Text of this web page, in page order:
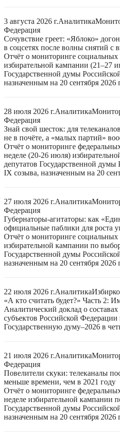
3 августа 2026 г.Аналитика
Федерация
Сочувствие греет: «Яблоко»
в соцсетях после волны снятий с
Отчёт о мониторинге социальных
избирательной кампании (21–27
Государственной думы
назначенным на 20 сентября 2026
28 июля 2026 г.Аналитика
Федерация
Знай свой шесток: для
не в почёте, а «малых партий»
Отчёт о мониторинге
неделе (20-26 июля)
депутатов Государственной
IX созыва, назначенным на 20
27 июля 2026 г.Аналитика
Федерация
Губернаторы-агитаторы: как
официальные паблики для роста
Отчёт о мониторинге социальных
избирательной кампании по
Государственной думы
назначенным на 20 сентября 2026
22 июля 2026 г.Аналитика
«А кто считать будет?» Часть 2:
Аналитический доклад о
субъектов Российской
Государственную думу–2026 в
21 июля 2026 г.Аналитика
Федерация
Повелители скуки: телеканалы
меньше времени, чем в 2021 году
Отчёт о мониторинге
неделе избирательной кампании
Государственной думы
назначенным на 20 сентября 2026